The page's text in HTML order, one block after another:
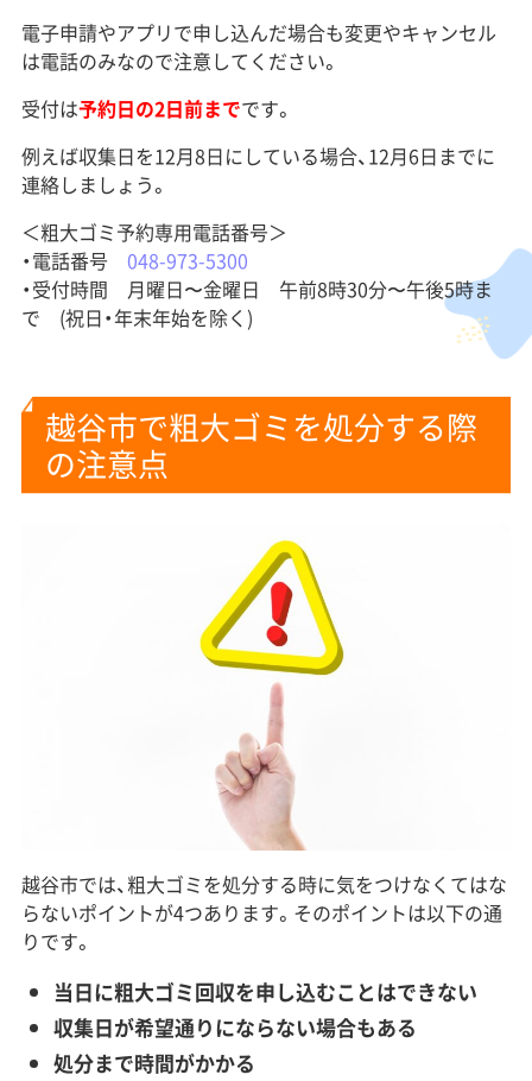
電子申請やアプリで申し込んだ場合も変更やキャンセル
は電話のみなので注意してください。
受付は予約日の2日前までです。
例えば収集日を12月8日にしている場合、12月6日までに
連絡しましょう。
＜粗大ゴミ予約専用電話番号＞
・電話番号 048-973-5300
・受付時間 月曜日〜金曜日 午前8時30分〜午後5時ま
で (祝日・年末年始を除く)
越谷市で粗大ゴミを処分する際
の注意点
​​越谷市では、粗大ゴミを処分する時に気をつけなくてはな
らないポイントが4つあります。そのポイントは以下の通
りです。
当日に粗大ゴミ回収を申し込むことはできない
収集日が希望通りにならない場合もある
処分まで時間がかかる